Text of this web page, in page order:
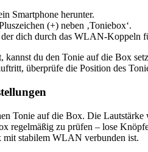
Smartphone herunter.
(+) neben ‚Toniebox‘.
dich durch das WLAN-Koppeln
du den Tonie auf die Box
überprüfe die Position des
Tonie auf die Box. Die
regelmäßig zu prüfen – lose
mit stabilem WLAN verbunden ist.